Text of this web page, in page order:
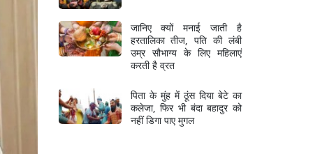
जानिए क्यों मनाई जाती है
हरतालिका तीज, पति की लंबी
उम्र सौभाग्य के लिए महिलाएं
करती है व्रत
पिता के मुंह में ठूंस दिया बेटे का
कलेजा, फिर भी बंदा बहादुर को
नहीं डिगा पाए मुगल